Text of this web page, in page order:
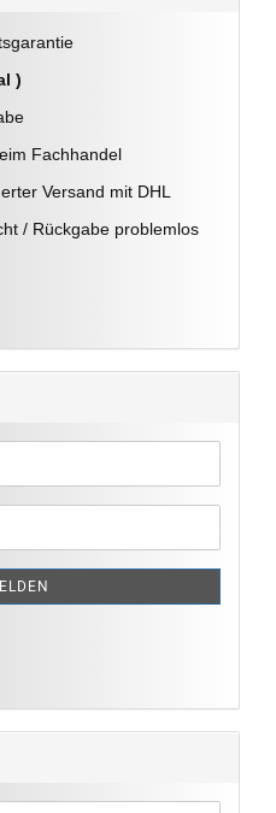
)
Fachhandel
Versand mit DHL
/ Rückgabe problemlos